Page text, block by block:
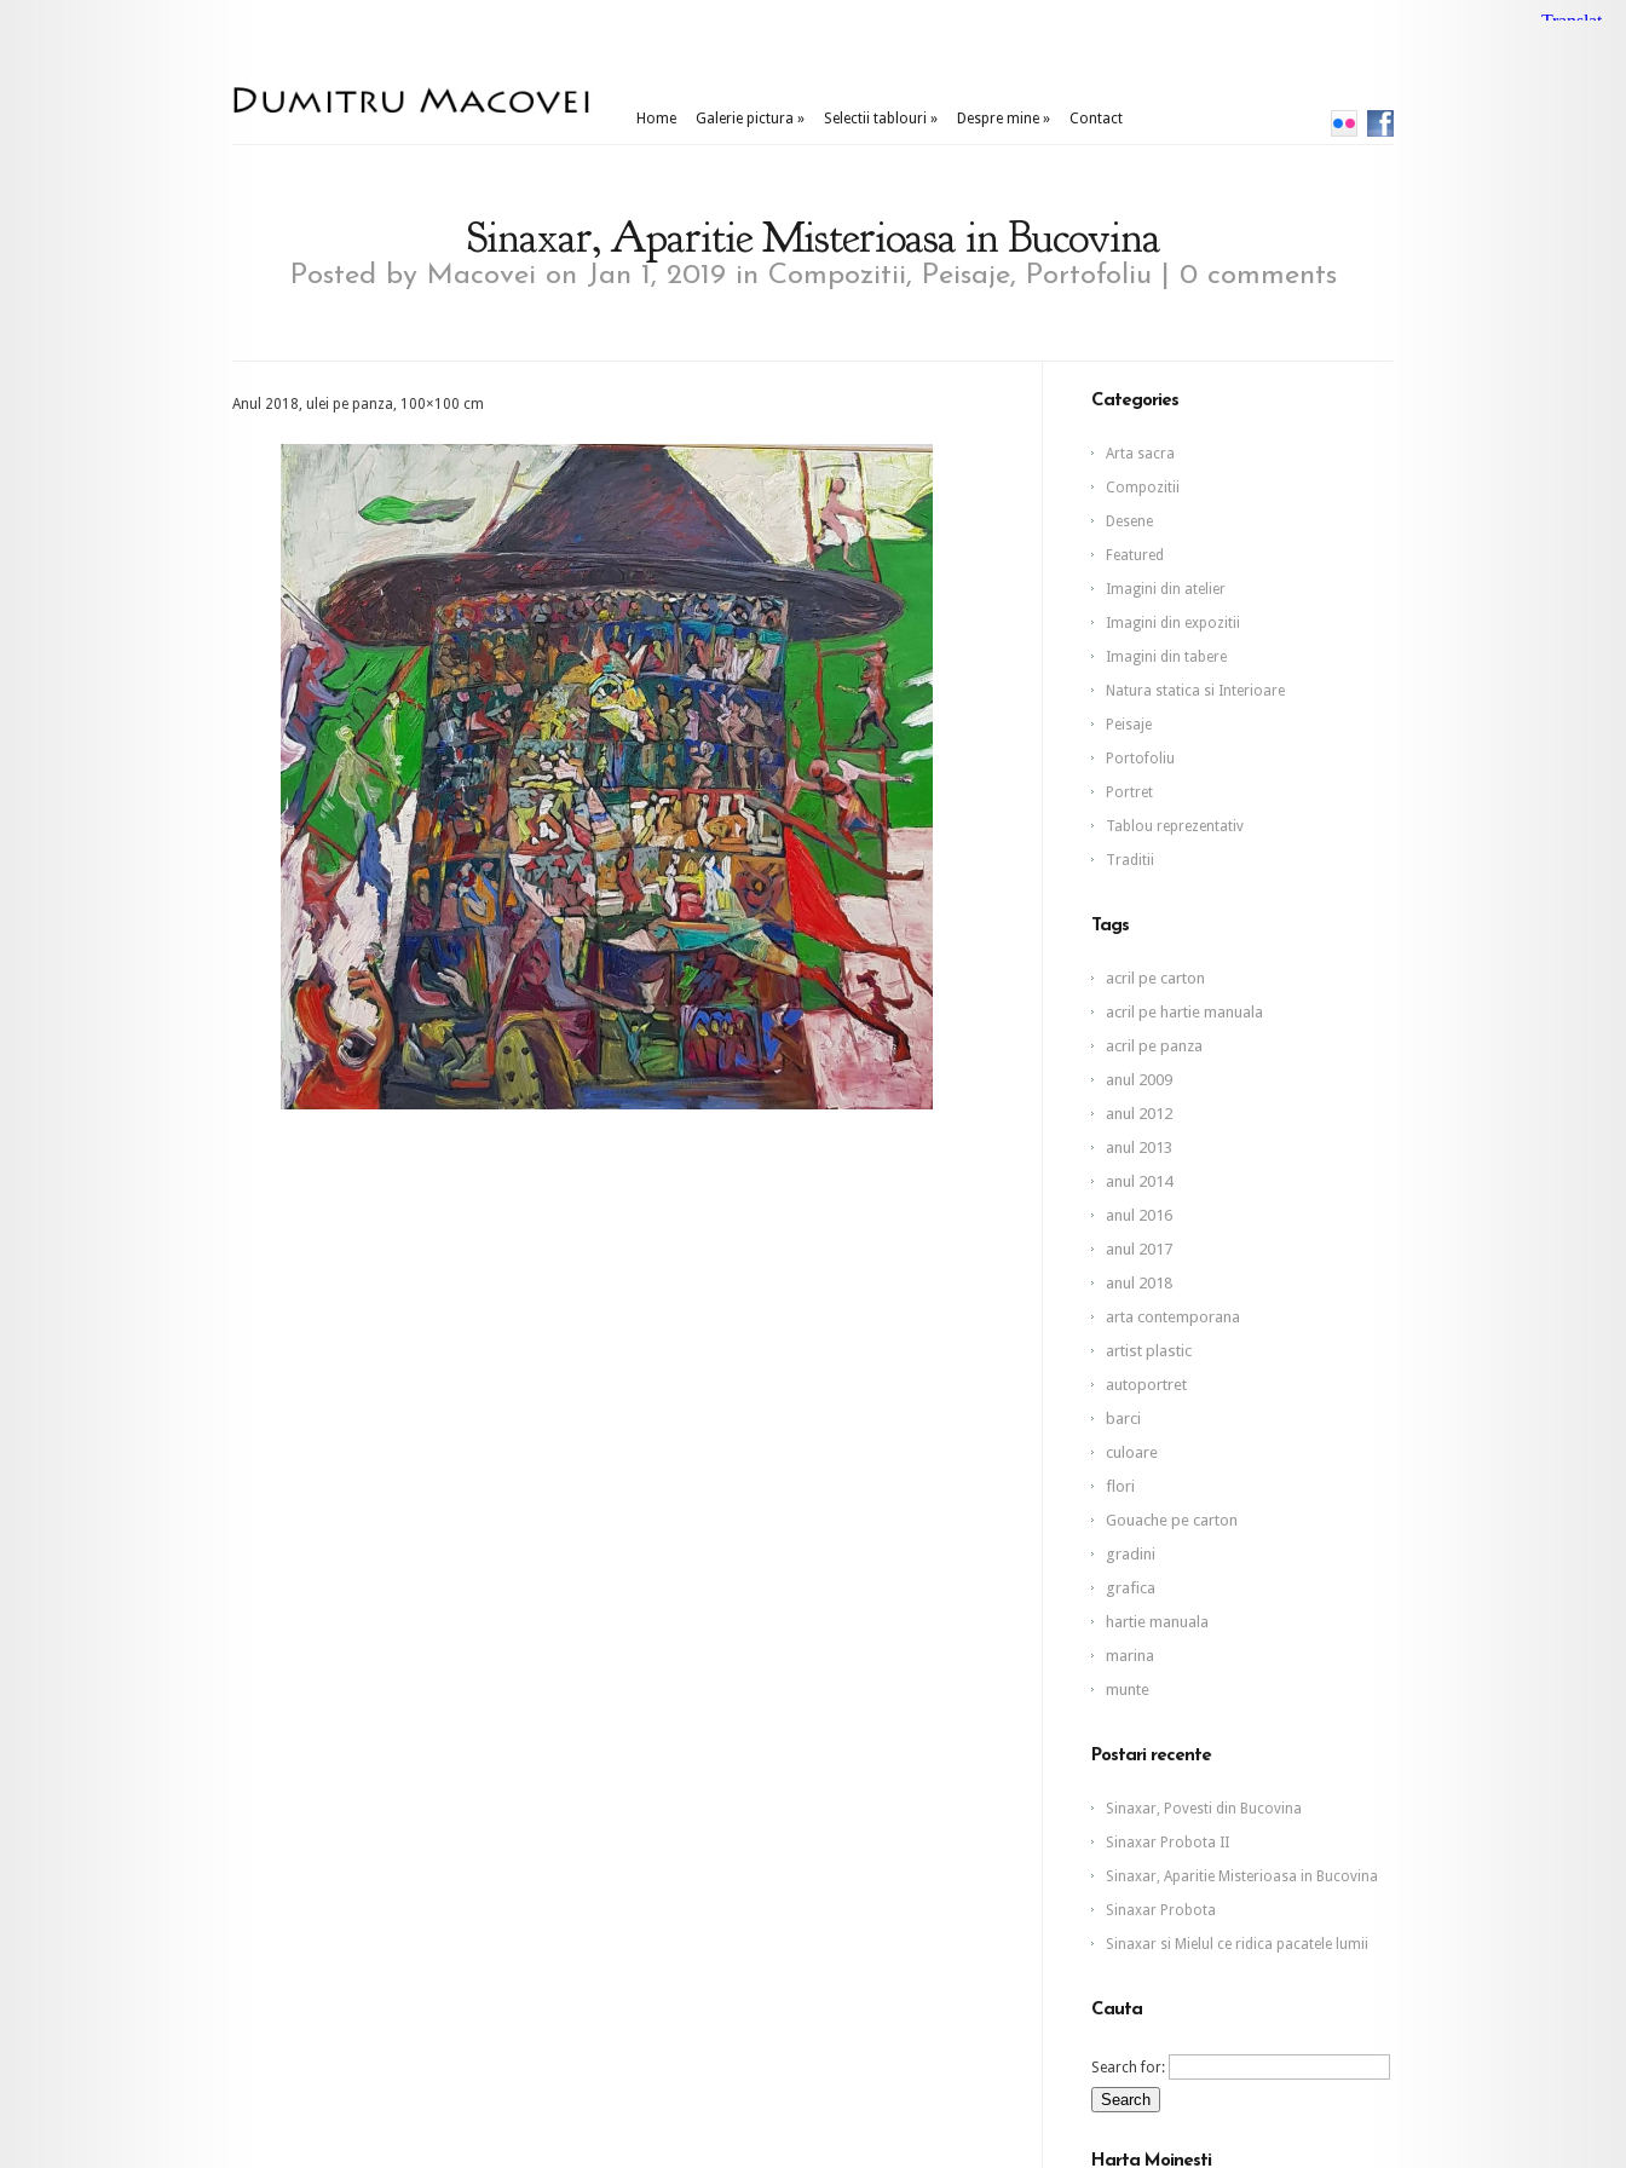
Home Galerie pictura » Selectii tablouri » Despre mine » Contact
Sinaxar, Aparitie Misterioasa in Bucovina
Posted by Macovei on Jan 1, 2019 in Compozitii, Peisaje, Portofoliu 0 comments
Anul 2018, ulei pe panza, 100×100 cm Categories
Arta sacra
Compozitii
Desene
Featured
Imagini din atelier
Imagini din expozitii
Imagini din tabere
Natura statica si Interioare
Peisaje
Portofoliu
Portret
Tablou reprezentativ
Traditii
Tags
acril pe carton
acril pe hartie manuala
acril pe panza
anul 2009
anul 2012
anul 2013
anul 2014
anul 2016
anul 2017
anul 2018
arta contemporana
artist plastic
autoportret
barci
culoare
flori
Gouache pe carton
gradini
grafica
hartie manuala
marina
munte
Postari recente
Sinaxar, Povesti din Bucovina
Sinaxar Probota II
Sinaxar, Aparitie Misterioasa in Bucovina
Sinaxar Probota
Sinaxar si Mielul ce ridica pacatele lumii
Cauta
Search for:
Harta Moinesti